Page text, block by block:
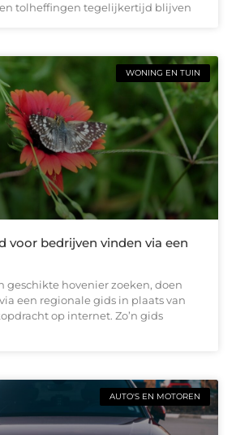
tolheffingen tegelijkertijd blijven
WONING EN TUIN
voor bedrijven vinden via een
geschikte hovenier zoeken, doen
een regionale gids in plaats van
op internet. Zo’n gids
AUTO'S EN MOTOREN